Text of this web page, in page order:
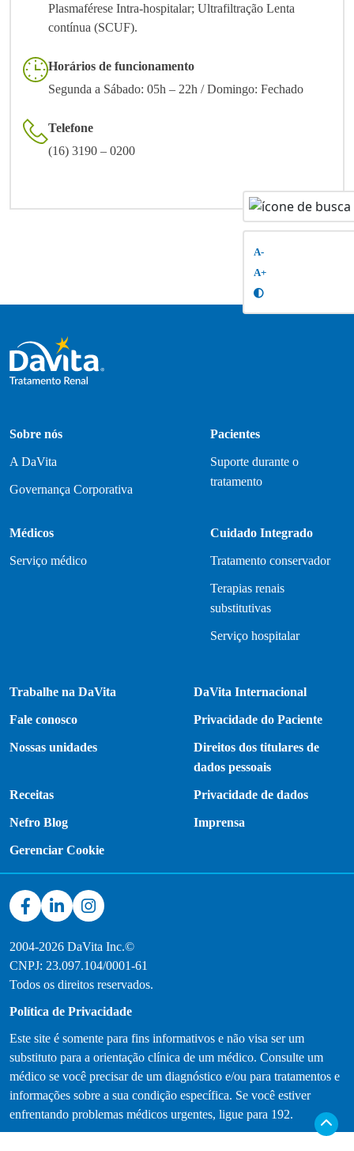
A-
A+
Plasmaférese Intra-hospitalar; Ultrafiltração Lenta
contínua (SCUF).
Horários de funcionamento
Segunda a Sábado: 05h – 22h / Domingo: Fechado
Telefone
(16) 3190 – 0200
Sobre nós
A DaVita
Governança Corporativa
Pacientes
Suporte durante o
tratamento
Médicos
Serviço médico
Cuidado Integrado
Tratamento conservador
Terapias renais
substitutivas
Serviço hospitalar
Trabalhe na DaVita DaVita Internacional
Fale conosco Privacidade do Paciente
Nossas unidades
Direitos dos titulares de
dados pessoais
Receitas Privacidade de dados
Nefro Blog Imprensa
Gerenciar Cookie
2004-2026 DaVita Inc.©
CNPJ: 23.097.104/0001-61
Todos os direitos reservados.
Política de Privacidade
Este site é somente para fins informativos e não visa ser um
substituto para a orientação clínica de um médico. Consulte um
médico se você precisar de um diagnóstico e/ou para tratamentos e
informações sobre a sua condição específica. Se você estiver
enfrentando problemas médicos urgentes, ligue para 192.